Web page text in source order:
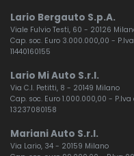
Lario Bergauto S.p.A.
Viale Fulvio Testi, 60 - 20126
Cap. soc. Euro 3.000.000,00 -
11440160155
Lario Mi Auto S.r.l.
Via C.I. Petitti, 8 - 20149 Milano
Cap. soc. Euro 1.000.000,00 -
13237080158
Mariani Auto S.r.l.
Via Lario, 34 - 20159 Milano